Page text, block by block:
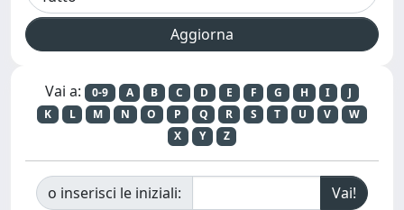
Vai a: 0-9 A B C D E F G H I
J
K
L M N O P Q R S T U V
W
X
Y Z
o inserisci le iniziali: